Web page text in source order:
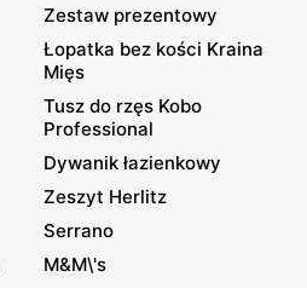
Zestaw prezentowy
Łopatka bez kości Kraina
Mięs
Tusz do rzęs Kobo
Professional
Dywanik łazienkowy
Zeszyt Herlitz
Serrano
M&M\'s